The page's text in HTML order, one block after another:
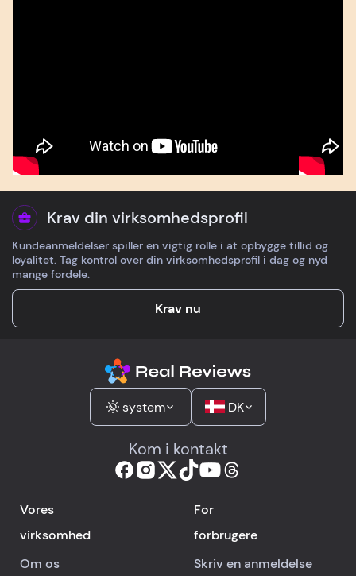
Krav din virksomhedsprofil
Kundeanmeldelser spiller en vigtig rolle i at opbygge tillid og
loyalitet. Tag kontrol over din virksomhedsprofil i dag og nyd
mange fordele.
Krav nu
system DK
Kom i kontakt
Vores
virksomhed
Om os
For
forbrugere
Skriv en anmeldelse